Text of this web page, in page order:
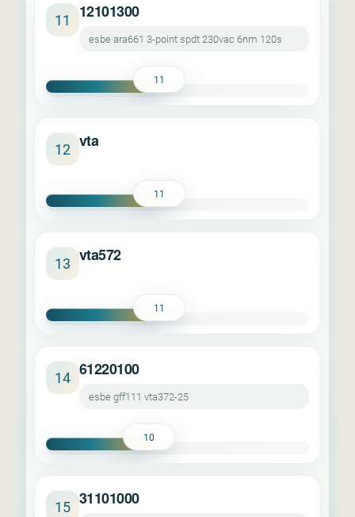
11 12101300
esbe ara661 3-point spdt 230vac 6nm 120s
11
12 vta
11
13 vta572
11
14 61220100
esbe gff111 vta372-25
10
15 31101000